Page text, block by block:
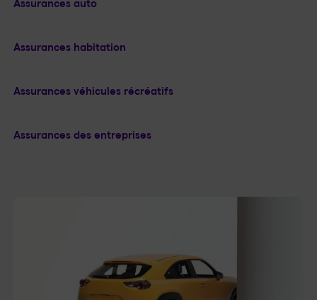
Assurances auto
Assurances habitation
Assurances véhicules récréatifs
Assurances des entreprises